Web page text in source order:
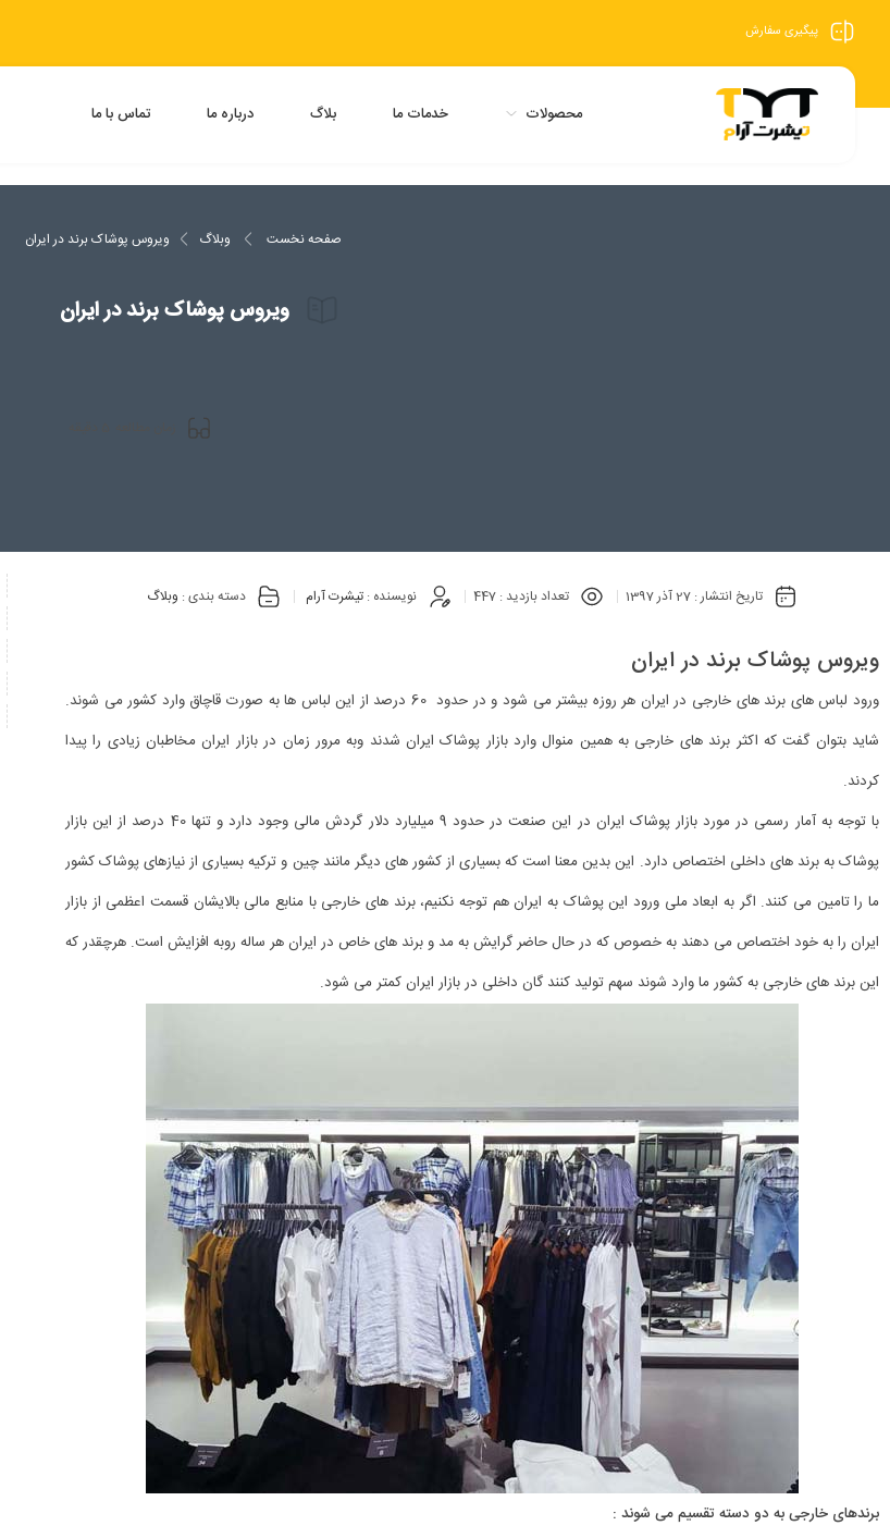
پیگیری سفارش
محصولات خدمات ما بلاگ درباره ما تماس با ما
صفحه نخست وبلاگ ویروس پوشاک برند در ایران
ویروس پوشاک برند در ایران
تاریخ انتشار : 27 آذر 1397 تعداد بازدید : 447 نویسنده : تیشرت آرام دسته بندی : وبلاگ
ویروس پوشاک برند در ایران
ورود لباس های برند های خارجی در ایران هر روزه بیشتر می شود و در حدود 60 درصد از این لباس ها به صورت قاچاق وارد کشور می شوند.
شاید بتوان گفت که اکثر برند های خارجی به همین منوال وارد بازار پوشاک ایران شدند وبه مرور زمان در بازار ایران مخاطبان زیادی را پیدا
کردند.
با توجه به آمار رسمی در مورد بازار پوشاک ایران در این صنعت در حدود 9 میلیارد دلار گردش مالی وجود دارد و تنها 40 درصد از این بازار
پوشاک به برند های داخلی اختصاص دارد. این بدین معنا است که بسیاری از کشور های دیگر مانند چین و ترکیه بسیاری از نیازهای پوشاک کشور
ما را تامین می کنند. اگر به ابعاد ملی ورود این پوشاک به ایران هم توجه نکنیم، برند های خارجی با منابع مالی بالایشان قسمت اعظمی از بازار
ایران را به خود اختصاص می دهند به خصوص که در حال حاضر گرایش به مد و برند های خاص در ایران هر ساله روبه افزایش است. هرچقدر که
این برند های خارجی به کشور ما وارد شوند سهم تولید کنند گان داخلی در بازار ایران کمتر می شود.
برندهای خارجی به دو دسته تقسیم می شوند :